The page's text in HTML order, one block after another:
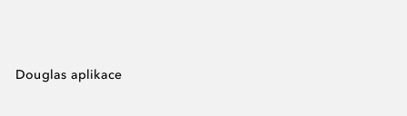
Douglas aplikace